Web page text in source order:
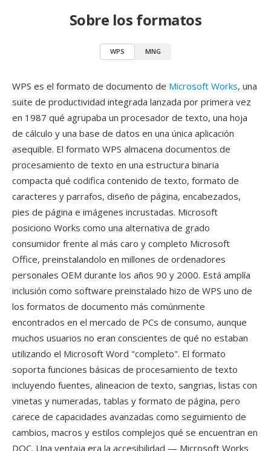
Sobre los formatos
WPS MNG
WPS es el formato de documento de Microsoft Works, una
suite de productividad integrada lanzada por primera vez
en 1987 qué agrupaba un procesador de texto, una hoja
de cálculo y una base de datos en una única aplicación
asequible. El formato WPS almacena documentos de
procesamiento de texto en una estructura binaria
compacta qué codifica contenido de texto, formato de
caracteres y parrafos, diseño de página, encabezados,
pies de página e imágenes incrustadas. Microsoft
posiciono Works como una alternativa de grado
consumidor frente al más caro y completo Microsoft
Office, preinstalandolo en millones de ordenadores
personales OEM durante los años 90 y 2000. Está amplía
inclusión como software preinstalado hizo de WPS uno de
los formatos de documento más comúnmente
encontrados en el mercado de PCs de consumo, aunque
muchos usuarios no eran conscientes de qué no estaban
utilizando el Microsoft Word "completo". El formato
soporta funciones básicas de procesamiento de texto
incluyendo fuentes, alineacion de texto, sangrias, listas con
vinetas y numeradas, tablas y formato de página, pero
carece de capacidades avanzadas como seguimiento de
cambios, macros y estilos complejos qué se encuentran en
DOC. Una ventaja era la accesibilidad — Microsoft Works